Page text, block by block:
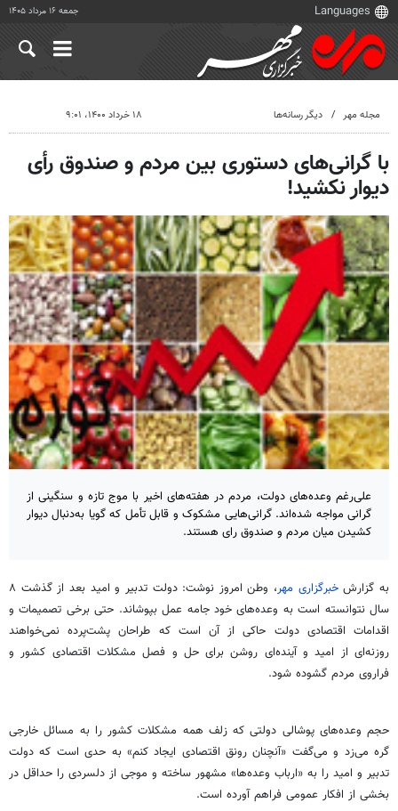
جمعه ۱۶ مرداد ۱۴۰۵
مجله مهر دیگر رسانه‌ها ۱۸ خرداد ۱۴۰۰، ۹:۰۱
با گرانی‌های دستوری بین مردم و صندوق رأی
دیوار نکشید!
علی‌رغم وعده‌های دولت، مردم در هفته‌های اخیر با موج تازه و سنگینی از
گرانی مواجه شده‌اند. گرانی‌هایی مشکوک و قابل تأمل که گویا به‌دنبال دیوار
کشیدن میان مردم و صندوق رای هستند.
به گزارشخبرگزاری مهر
، وطن امروز نوشت: دولت تدبیر و امید بعد از گذشت ۸
سال نتوانسته است به وعده‌های خود جامه عمل بپوشاند. حتی برخی تصمیمات و
اقدامات اقتصادی دولت حاکی از آن است که طراحان پشت‌پرده نمی‌خواهند
روزنه‌ای از امید و آینده‌ای روشن برای حل ‌و فصل مشکلات اقتصادی کشور و
فراروی مردم گشوده شود.
حجم وعده‌های پوشالی دولتی که زلف همه مشکلات کشور را به مسائل خارجی
گره می‌زد و می‌گفت «آنچنان رونق اقتصادی ایجاد کنم» به حدی است که دولت
تدبیر و امید را به «ارباب وعده‌ها» مشهور ساخته و موجی از دلسردی را حداقل در
بخشی از افکار عمومی فراهم آورده است.